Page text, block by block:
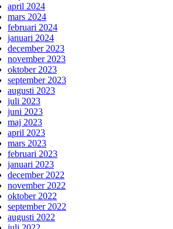
april 2024
mars 2024
februari 2024
januari 2024
december 2023
november 2023
oktober 2023
september 2023
augusti 2023
juli 2023
juni 2023
maj 2023
april 2023
mars 2023
februari 2023
januari 2023
december 2022
november 2022
oktober 2022
september 2022
augusti 2022